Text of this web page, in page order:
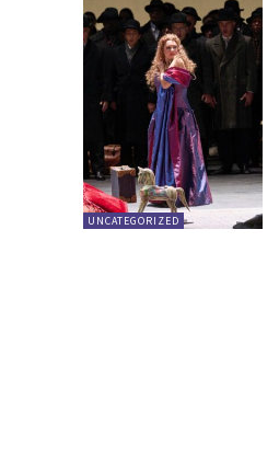
UNCATEGORIZED